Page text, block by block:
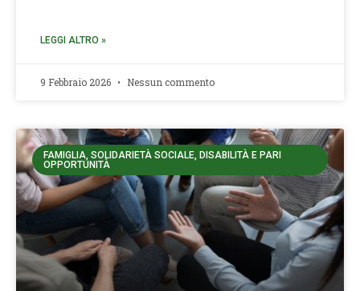
LEGGI ALTRO »
9 Febbraio 2026 Nessun commento
FAMIGLIA, SOLIDARIETÀ SOCIALE, DISABILITÀ E PARI
OPPORTUNITÀ